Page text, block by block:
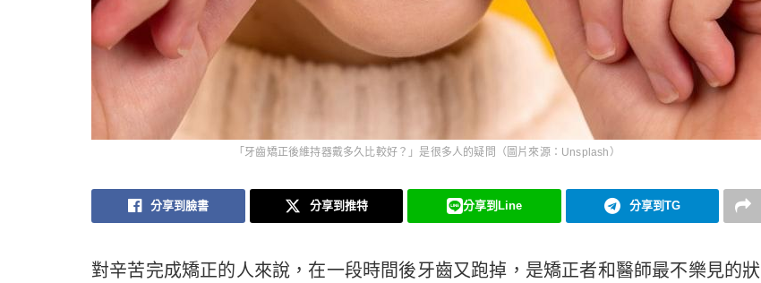
「牙齒矯正後維持器戴多久比較好？」是很多人的疑問（圖片來源：Unsplash）
分享到臉書 分享到推特 分享到Line 分享到TG
對辛苦完成矯正的人來說，在一段時間後牙齒又跑掉，是矯正者和醫師最不樂見的狀